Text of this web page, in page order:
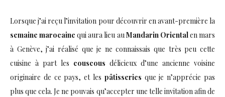
Lorsque j’ai reçu l’invitation pour découvrir en avant-première la
semaine marocaine qui aura lieu auMandarin Orientalen mars
à Genève, j’ai réalisé que je ne connaissais que très peu cette
cuisine à part les couscous délicieux d’une ancienne voisine
originaire de ce pays, et les pâtisseries que je n’apprécie pas
plus que cela. Je ne pouvais qu’accepter une telle invitation afin de